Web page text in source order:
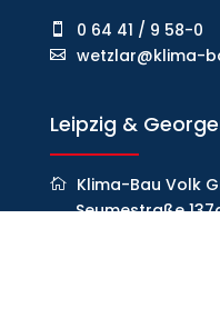
0 64 41 / 9 58-0
wetzlar@klima-
Leipzig &
Klima-Bau Volk
Seumestraße